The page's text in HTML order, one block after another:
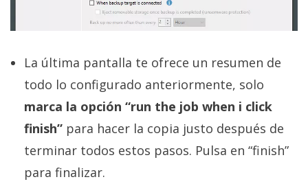
La última pantalla te ofrece un resumen de
todo lo configurado anteriormente, solo
marca la opción “run the job when i click
finish” para hacer la copia justo después de
terminar todos estos pasos. Pulsa en “finish”
para finalizar.